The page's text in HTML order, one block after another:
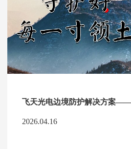
2026.04.16